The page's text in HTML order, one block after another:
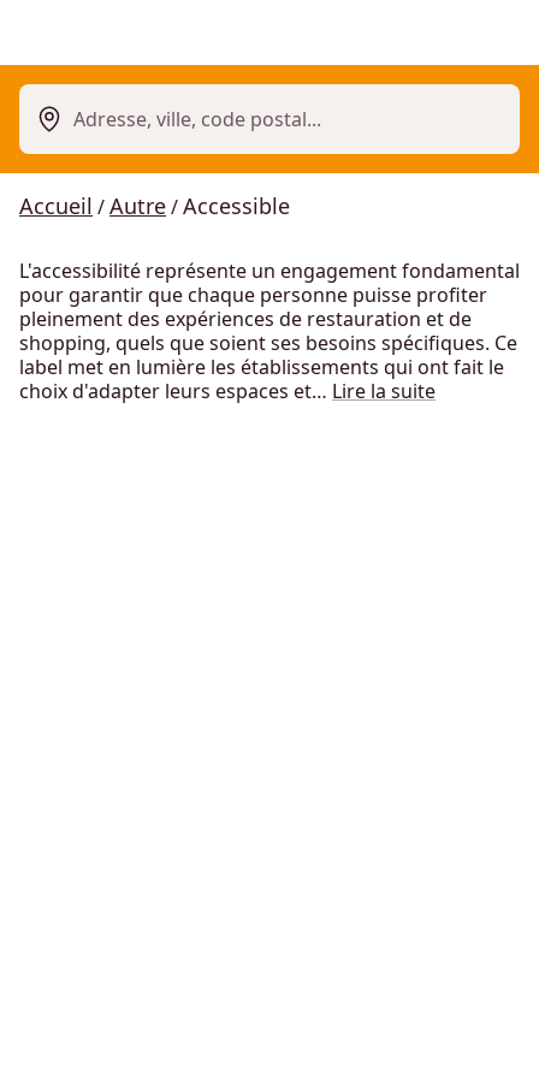
Adresse, ville, code postal...
Accueil /Autre/Accessible
L'accessibilité représente un engagement fondamental
pour garantir que chaque personne puisse profiter
pleinement des expériences de restauration et de
shopping, quels que soient ses besoins spécifiques. Ce
label met en lumière les établissements qui ont fait le
choix d'adapter leurs espaces et… Lire la suite